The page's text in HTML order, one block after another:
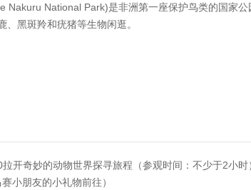
Nakuru National Park)是非洲第一座保护鸟类的国家
黑斑羚和疣猪等生物闲逛。
开奇妙的动物世界探寻旅程（参观时间：不少于2小
小朋友的小礼物前往）